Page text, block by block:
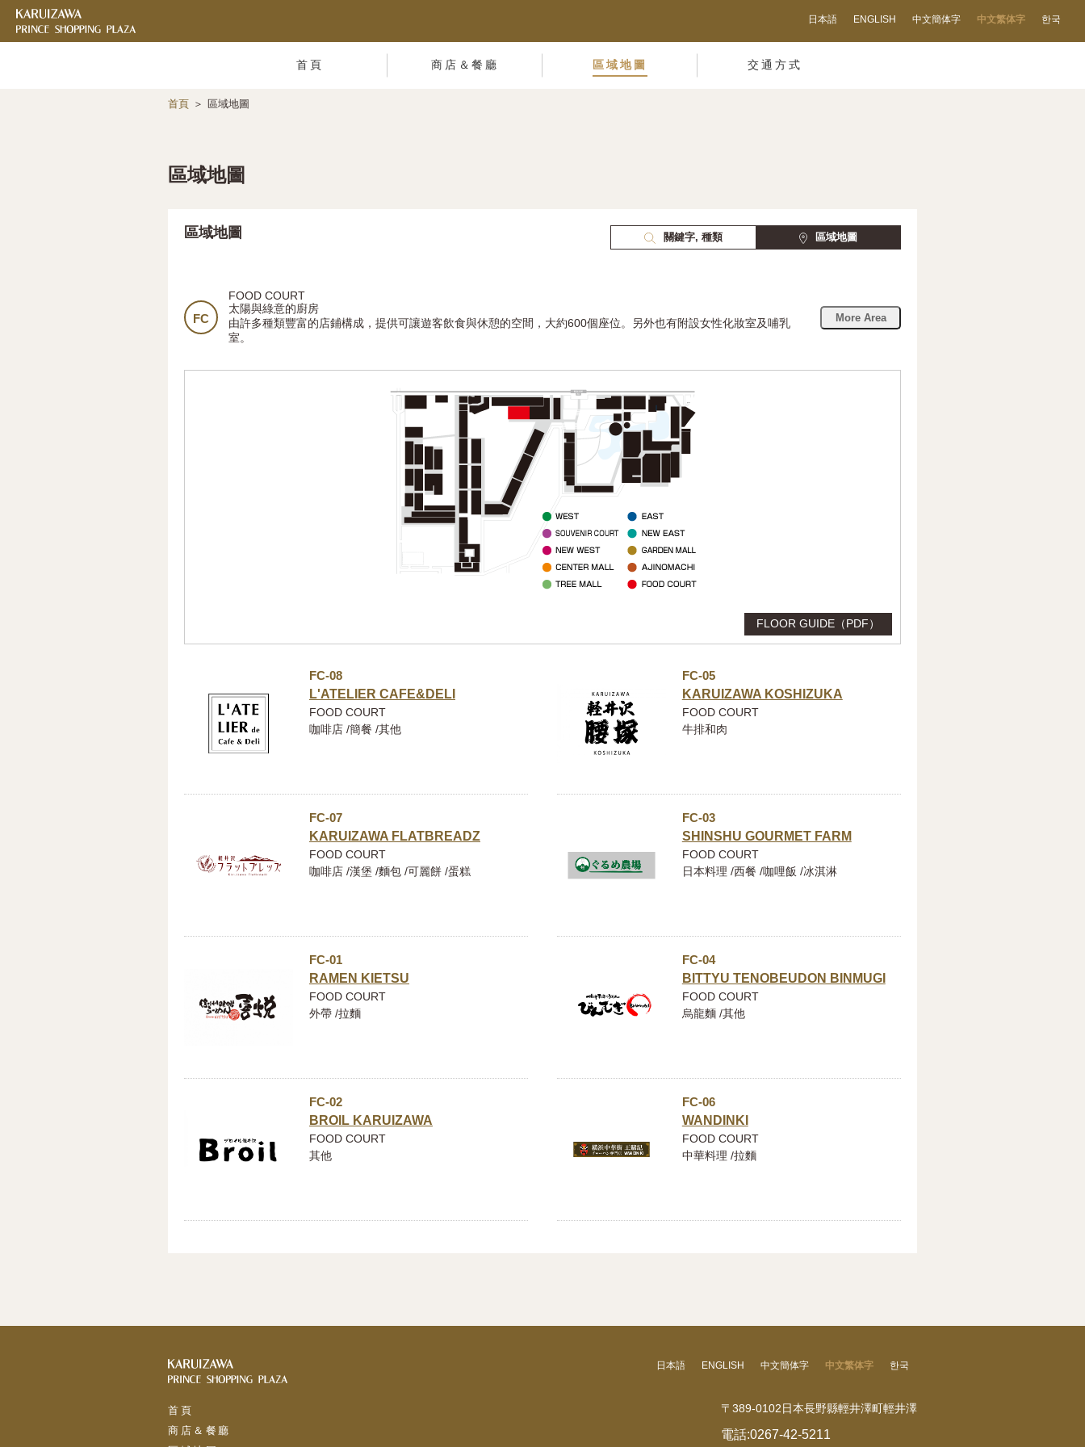
日本語 ENGLISH 中文簡体字 中文繁体字 한국
首頁 商店＆餐廳 區域地圖 交通方式
首頁 區域地圖
區域地圖
區域地圖 關鍵字, 種類 區域地圖
FC
FOOD COURT
太陽與綠意的廚房
由許多種類豐富的店鋪構成，提供可讓遊客飲食與休憩的空間，大約600個座位。另外也有附設女性化妝室及哺乳
室。
More Area
FLOOR GUIDE（PDF）
FC-08
L'ATELIER CAFE&DELI
FOOD COURT
咖啡店 /簡餐 /其他
FC-05
KARUIZAWA KOSHIZUKA
FOOD COURT
牛排和肉
FC-07
KARUIZAWA FLATBREADZ
FOOD COURT
咖啡店 /漢堡 /麵包 /可麗餅 /蛋糕
FC-03
SHINSHU GOURMET FARM
FOOD COURT
日本料理 /西餐 /咖哩飯 /冰淇淋
FC-01
RAMEN KIETSU
FOOD COURT
外帶 /拉麵
FC-04
BITTYU TENOBEUDON BINMUGI
FOOD COURT
烏龍麵 /其他
FC-02
BROIL KARUIZAWA
FOOD COURT
其他
FC-06
WANDINKI
FOOD COURT
中華料理 /拉麵
〒389-0102日本長野縣輕井澤町輕井澤
電話:0267-42-5211
首頁
商店＆餐廳
日本語 ENGLISH 中文簡体字 中文繁体字 한국